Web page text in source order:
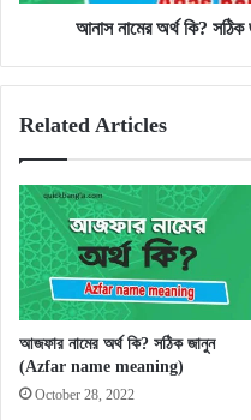
আনাস নামের অর্থ কি?
Related Articles
আজফার নামের অর্থ কি? সঠিক জানুন
(Azfar name meaning)
October 28, 2022